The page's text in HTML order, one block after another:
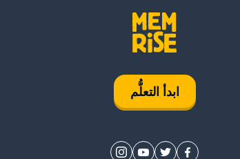
ابدأ التعلُّم